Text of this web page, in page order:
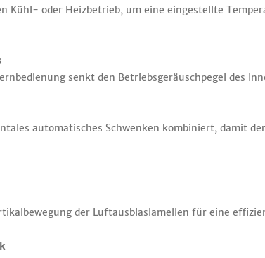
Kühl- oder Heizbetrieb, um eine eingestellte
senkt den Betriebsgeräuschpegel des
automatisches Schwenken kombiniert, damit
der Luftausblaslamellen für eine